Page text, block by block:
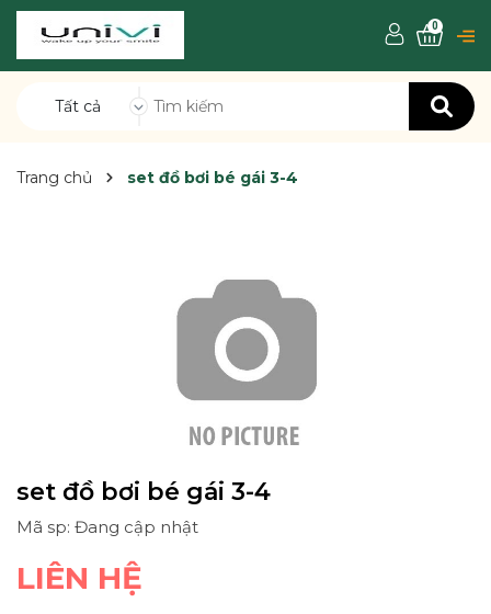
Tất cả
0
Trang chủ set đồ bơi bé gái 3-4
set đồ bơi bé gái 3-4
Mã sp: Đang cập nhật
LIÊN HỆ